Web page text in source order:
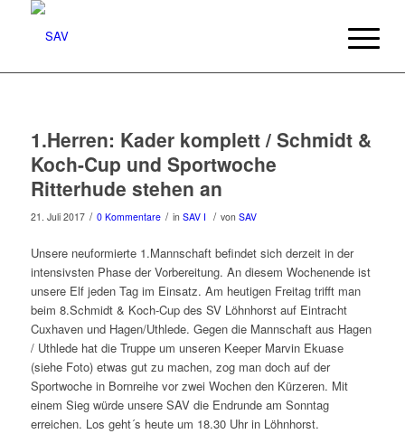
1.Herren: Kader komplett / Schmidt &
Koch-Cup und Sportwoche
Ritterhude stehen an
21. Juli 2017 / 0 Kommentare / in SAV I / von SAV
Unsere neuformierte 1.Mannschaft befindet sich derzeit in der
intensivsten Phase der Vorbereitung. An diesem Wochenende ist
unsere Elf jeden Tag im Einsatz. Am heutigen Freitag trifft man
beim 8.Schmidt & Koch-Cup des SV Löhnhorst auf Eintracht
Cuxhaven und Hagen/Uthlede. Gegen die Mannschaft aus Hagen
/ Uthlede hat die Truppe um unseren Keeper Marvin Ekuase
(siehe Foto) etwas gut zu machen, zog man doch auf der
Sportwoche in Bornreihe vor zwei Wochen den Kürzeren. Mit
einem Sieg würde unsere SAV die Endrunde am Sonntag
erreichen. Los geht´s heute um 18.30 Uhr in Löhnhorst.